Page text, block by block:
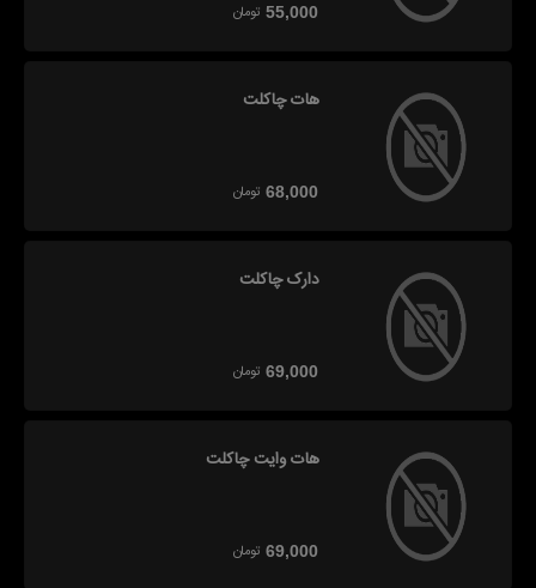
55,000 تومان
هات چاکلت
68,000 تومان
دارک چاکلت
69,000 تومان
هات وایت چاکلت
69,000 تومان